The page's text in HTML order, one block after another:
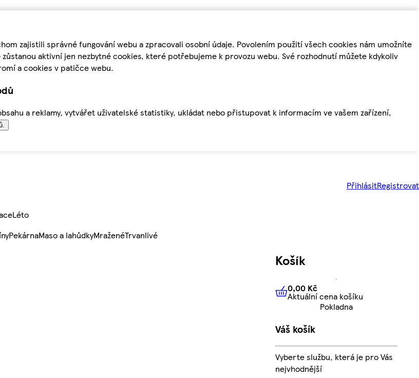
zajistili správné fungování webu a zpracovali osobní údaje. Povolením použití všech cookies nám umožníte
aktivní jen nezbytné cookies, které potřebujeme k provozu webu. Své rozhodnutí můžete kdykoliv
a cookies v patičce webu.
a reklamy, vytvářet uživatelské statistiky, ukládat nebo přistupovat k informacím ve vašem zařízení,
PřihlásitRegistrovat
Léto
PekárnaMaso a lahůdkyMraženéTrvanlivé
Košík
0,00 KčAktuální cena košíku
0,00 Kč
Aktuální cena košíku
Pokladna
Váš košík
Vyberte službu, která je pro Vás
nejvhodnější